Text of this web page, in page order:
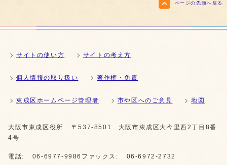
ページの先頭へ戻る
サイトの使い方 サイトの考え方
個人情報の取り扱い 著作権・免責
東成区ホームページ管理者 市や区へのご意見 地図
大阪市東成区役所
〒537-8501 大阪市東成区大今里西2丁目8番
4号
電話: 06-6977-9986 ファックス: 06-6972-2732